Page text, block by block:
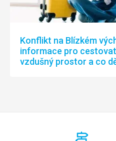
Konflikt na Blízkém
informace pro
vzdušný prostor a co